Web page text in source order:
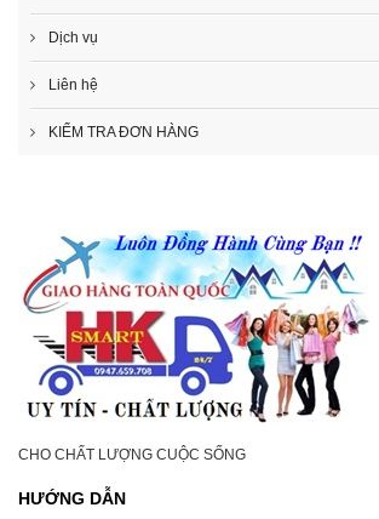
Dịch vụ
Liên hệ
KIỂM TRA ĐƠN HÀNG
CHO CHẤT LƯỢNG CUỘC SỐNG
HƯỚNG DẪN